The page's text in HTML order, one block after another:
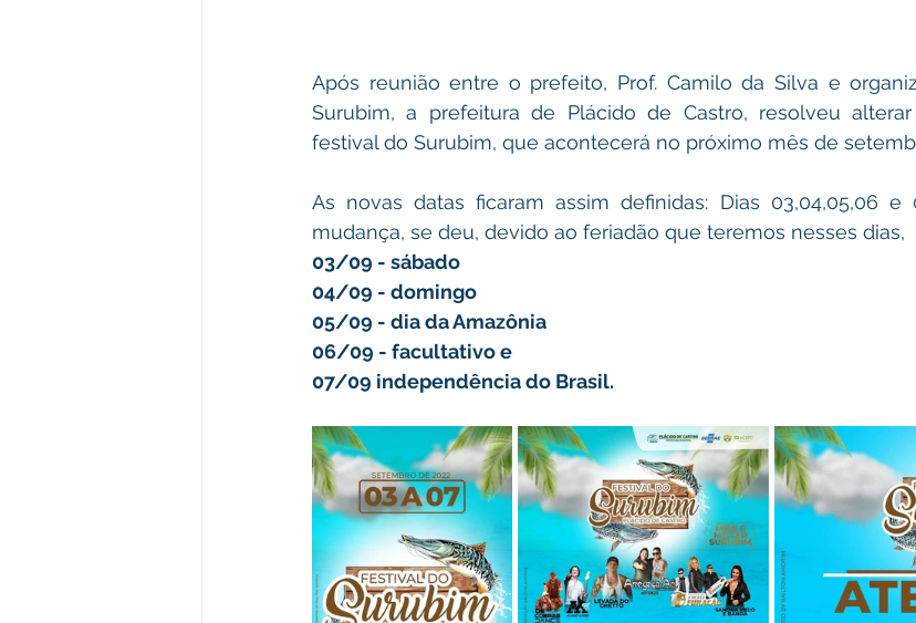
Após reunião entre o prefeito, Prof. Camilo da Silva e
Surubim, a prefeitura de Plácido de Castro, resolveu
festival do Surubim, que acontecerá no próximo mês de
As novas datas ficaram assim definidas: Dias 03,04,05,06 e
mudança, se deu, devido ao feriadão que teremos nesses dias,
03/09 - sábado
04/09 - domingo
05/09 - dia da Amazônia
06/09 - facultativo e
07/09 independência do Brasil.